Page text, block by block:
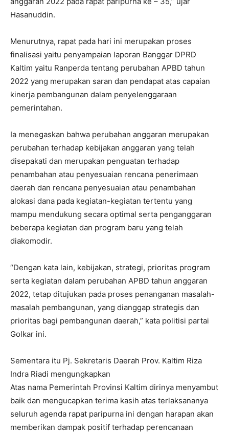
Hasanuddin.
Menurutnya, rapat pada hari ini merupakan proses
finalisasi yaitu penyampaian laporan Banggar DPRD
Kaltim yaitu Ranperda tentang perubahan APBD tahun
2022 yang merupakan saran dan pendapat atas capaian
kinerja pembangunan dalam penyelenggaraan
pemerintahan.
Ia menegaskan bahwa perubahan anggaran merupakan
perubahan terhadap kebijakan anggaran yang telah
disepakati dan merupakan penguatan terhadap
penambahan atau penyesuaian rencana penerimaan
daerah dan rencana penyesuaian atau penambahan
alokasi dana pada kegiatan-kegiatan tertentu yang
mampu mendukung secara optimal serta penganggaran
beberapa kegiatan dan program baru yang telah
diakomodir.
“Dengan kata lain, kebijakan, strategi, prioritas program
serta kegiatan dalam perubahan APBD tahun anggaran
2022, tetap ditujukan pada proses penanganan masalah-
masalah pembangunan, yang dianggap strategis dan
prioritas bagi pembangunan daerah,” kata politisi partai
Golkar ini.
Sementara itu Pj. Sekretaris Daerah Prov. Kaltim Riza
Indra Riadi mengungkapkan
Atas nama Pemerintah Provinsi Kaltim dirinya menyambut
baik dan mengucapkan terima kasih atas terlaksananya
seluruh agenda rapat paripurna ini dengan harapan akan
memberikan dampak positif terhadap perencanaan